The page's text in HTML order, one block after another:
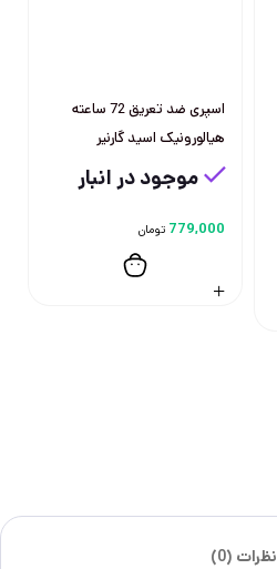
اسپری ضد تعریق 72 ساعته
هیالورونیک اسید گارنیر
موجود در انبار
779,000 تومان
نظرات (0)